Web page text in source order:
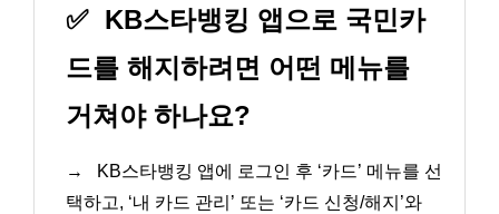
✅ KB스타뱅킹 앱으로 국민카
드를 해지하려면 어떤 메뉴를
거쳐야 하나요?
→
KB스타뱅킹 앱에 로그인 후 ‘카드’ 메뉴를 선
택하고, ‘내 카드 관리’ 또는 ‘카드 신청/해지’와